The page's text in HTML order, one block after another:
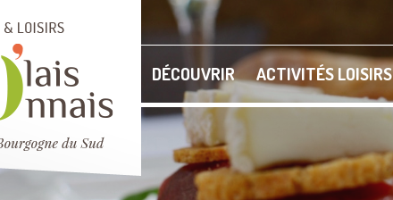
DÉCOUVRIR ACTIVITÉS LOISIRS